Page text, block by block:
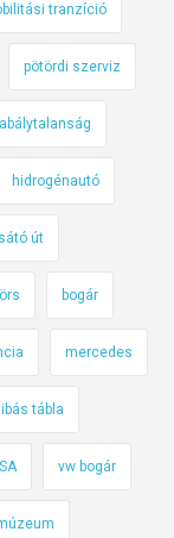
tranzíció
pötördi szerviz
hidrogénautó
út
bogár
mercedes
tábla
vw bogár